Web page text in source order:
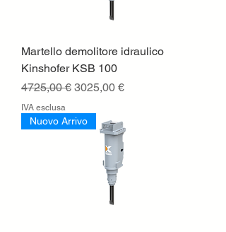
Martello demolitore idraulico
Kinshofer KSB 100
Prezzo regolare
4725,00 € Prezzo scontato
3025,00 €
IVA esclusa
Nuovo Arrivo